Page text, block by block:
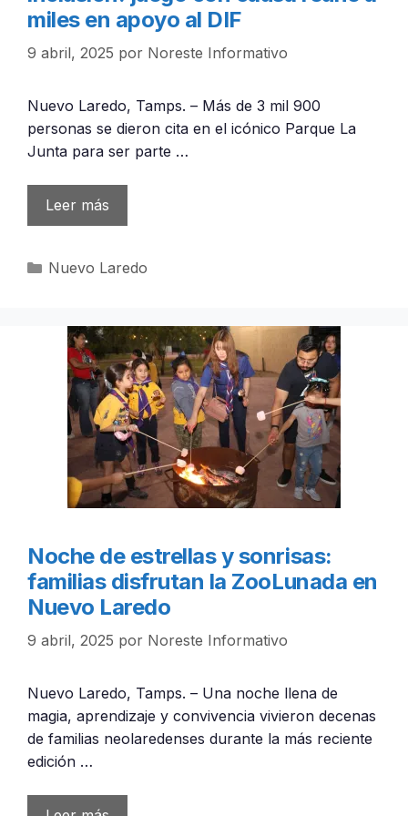
miles en apoyo al DIF
9 abril, 2025 por Noreste Informativo
Nuevo Laredo, Tamps. – Más de 3 mil 900
personas se dieron cita en el icónico Parque La
Junta para ser parte …
Leer más
Categorías
Nuevo Laredo
Noche de estrellas y sonrisas:
familias disfrutan la ZooLunada en
Nuevo Laredo
9 abril, 2025 por Noreste Informativo
Nuevo Laredo, Tamps. – Una noche llena de
magia, aprendizaje y convivencia vivieron decenas
de familias neolaredenses durante la más reciente
edición …